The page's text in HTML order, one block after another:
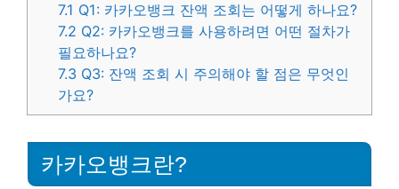
7.1 Q1: 카카오뱅크 잔액 조회는 어떻게 하나요?
7.2 Q2: 카카오뱅크를 사용하려면 어떤 절차가
필요하나요?
7.3 Q3: 잔액 조회 시 주의해야 할 점은 무엇인
가요?
카카오뱅크란?